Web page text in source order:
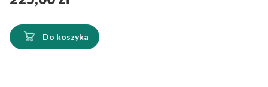
Do koszyka